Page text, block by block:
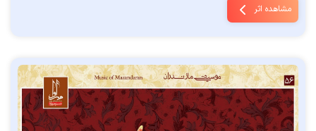
مشاهده اثر